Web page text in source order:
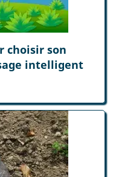
choisir son
intelligent